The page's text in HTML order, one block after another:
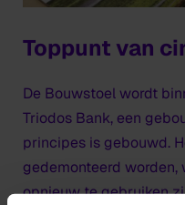
Toppunt van
De Bouwstoel wordt
Triodos Bank, een
principes is gebouwd.
gedemonteerd
opnieuw te gebruiken